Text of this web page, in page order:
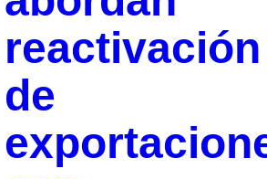
reactivación
de